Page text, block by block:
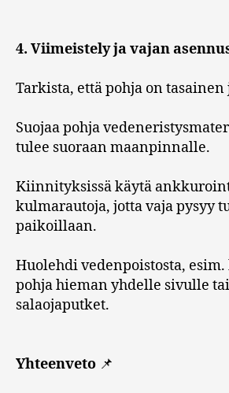
4. Viimeistely ja vajan
Tarkista, että pohja on tasainen
Suojaa pohja
tulee suoraan maanpinnalle.
Kiinnityksissä käytä
kulmarautoja, jotta vaja pysyy
paikoillaan.
Huolehdi vedenpoistosta,
pohja hieman yhdelle sivulle
salaojaputket.
Yhteenveto 📌